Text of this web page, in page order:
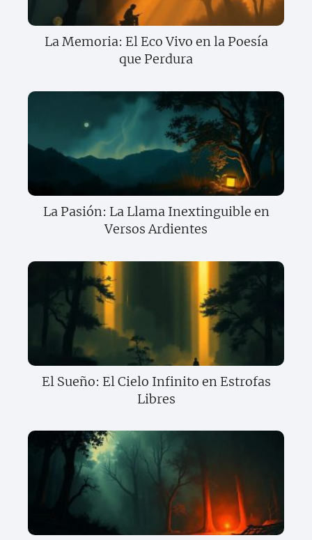
La Memoria: El Eco Vivo en la Poesía
que Perdura
La Pasión: La Llama Inextinguible en
Versos Ardientes
El Sueño: El Cielo Infinito en Estrofas
Libres